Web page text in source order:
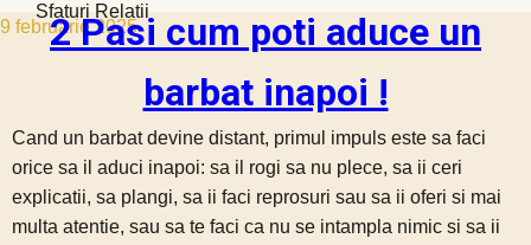
9 februarie 2025
Sfaturi Relatii
2 Pasi cum poti aduce un
barbat inapoi !
Cand un barbat devine distant, primul impuls este sa faci
orice sa il aduci inapoi: sa il rogi sa nu plece, sa ii ceri
explicatii, sa plangi, sa ii faci reprosuri sau sa ii oferi si mai
multa atentie, sau sa te faci ca nu se intampla nimic si sa ii